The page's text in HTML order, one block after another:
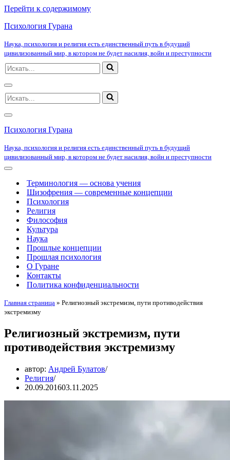
Перейти к содержимому
Психология Гурана
Наука, психология и религия есть единственный путь в будущий
цивилизованный мир, в котором не будет насилия, войн и преступности
Искать...
Меню
навигации
Искать...
Меню
навигации
Психология Гурана
Наука, психология и религия есть единственный путь в будущий
цивилизованный мир, в котором не будет насилия, войн и преступности
Меню
навигацииТерминология — основа учения
Шизофрения — современные концепции
Психология
Религия
Философия
Культура
Наука
Прошлые концепции
Прошлая психология
О Гуране
Контакты
Политика конфиденциальности
Главная страница » Религиозный экстремизм, пути противодействия
экстремизму
Религиозный экстремизм, пути
противодействия экстремизму
автор: Андрей Булатов
Религия
20.09.201603.11.2025